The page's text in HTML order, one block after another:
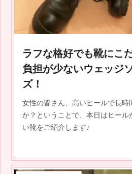
ラフな格好でも靴にこ
負担が少ないウェッジ
ズ！
女性の皆さん、高いヒールで長時
か？ということで、本日はヒール
い靴をご紹介します♪